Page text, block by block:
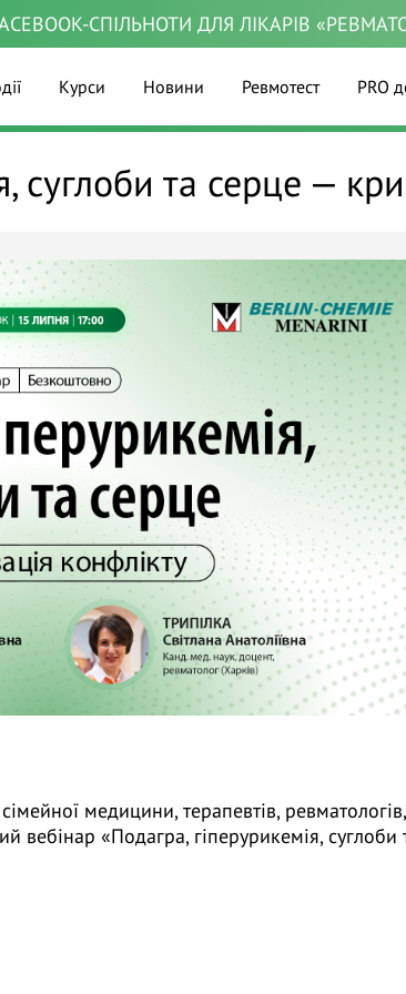
СПІЛЬНОТИ ДЛЯ ЛІКАРІВ
Курси Новини Ревмотест PRO
суглоби та серце —
медицини, терапевтів, ревматологів,
вебінар «Подагра, гіперурикемія, суглоби